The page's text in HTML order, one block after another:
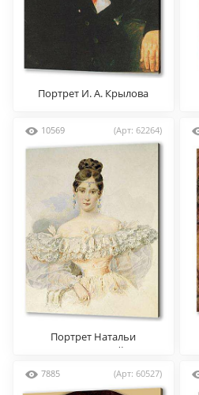
Портрет И. А. Крылова
10569 (Арт: 62264)
Портрет Натальи
Гончаровой
7885 (Арт: 60527)